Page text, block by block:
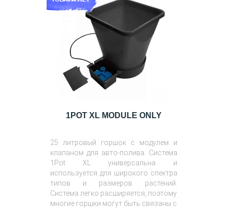
1POT XL MODULE ONLY
25 литровый горшок с модулем и
клапаном для авто-полива. Система
1Pot XL универсальна и
используется для широкого спектра
типов и размеров растений.
Система легко расширяется, поэтому
многие горшки могут быть связаны с